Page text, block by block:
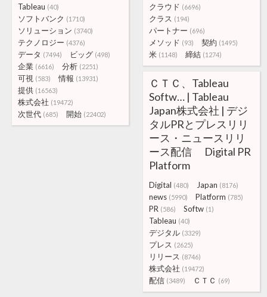
Tableau (40)
ソフトバンク (1710)
ソリューション (3740)
テクノロジー (4376)
データ (7494) ビッグ (498)
企業 (6616) 分析 (2251)
可視 (583) 情報 (13931)
提供 (16563)
株式会社 (19472)
次世代 (685) 開始 (22402)
クラウド (6696)
クラス (194)
パートナー (696)
メソッド (93) 契約 (1495)
米 (1148) 締結 (1274)
ＣＴＣ、Tableau
Softw… | Tableau
Japan株式会社 | デジ
タルPRとプレスリリ
ース・ニュースリリ
ース配信 Digital PR
Platform
Digital (480) Japan (8176)
news (5990) Platform (785)
PR (586) Softw (1)
Tableau (40)
デジタル (3329)
プレス (2625)
リリース (8746)
株式会社 (19472)
配信 (3489) ＣＴＣ (69)